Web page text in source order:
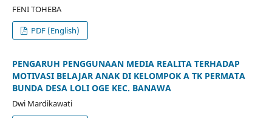
FENI TOHEBA
PDF (English)
PENGARUH PENGGUNAAN MEDIA REALITA TERHADAP
MOTIVASI BELAJAR ANAK DI KELOMPOK A TK PERMATA
BUNDA DESA LOLI OGE KEC. BANAWA
Dwi Mardikawati